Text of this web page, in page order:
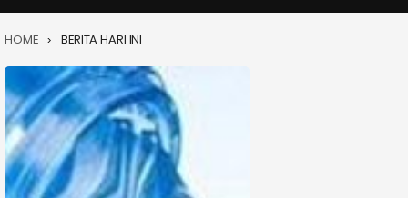
HOME BERITA HARI INI